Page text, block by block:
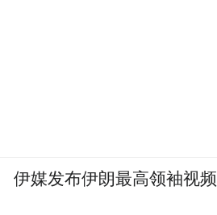
伊媒发布伊朗最高领袖视频